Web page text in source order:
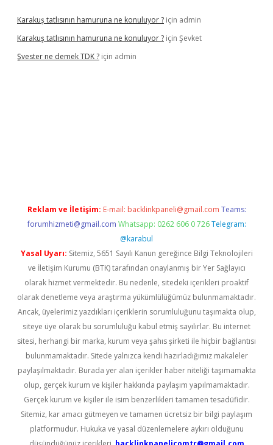
Karakuş tatlısının hamuruna ne konuluyor ? için admin
Karakuş tatlısının hamuruna ne konuluyor ? için Şevket
Şvester ne demek TDK ? için admin
Reklam ve İletişim: E-mail: backlinkpaneli@gmail.com Teams:
forumhizmeti@gmail.com Whatsapp: 0262 606 0 726 Telegram:
@karabul
Yasal Uyarı: Sitemiz, 5651 Sayılı Kanun gereğince Bilgi Teknolojileri
ve İletişim Kurumu (BTK) tarafından onaylanmış bir Yer Sağlayıcı
olarak hizmet vermektedir. Bu nedenle, sitedeki içerikleri proaktif
olarak denetleme veya araştırma yükümlülüğümüz bulunmamaktadır.
Ancak, üyelerimiz yazdıkları içeriklerin sorumluluğunu taşımakta olup,
siteye üye olarak bu sorumluluğu kabul etmiş sayılırlar. Bu internet
sitesi, herhangi bir marka, kurum veya şahıs şirketi ile hiçbir bağlantısı
bulunmamaktadır. Sitede yalnızca kendi hazırladığımız makaleler
paylaşılmaktadır. Burada yer alan içerikler haber niteliği taşımamakta
olup, gerçek kurum ve kişiler hakkında paylaşım yapılmamaktadır.
Gerçek kurum ve kişiler ile isim benzerlikleri tamamen tesadüfidir.
Sitemiz, kar amacı gütmeyen ve tamamen ücretsiz bir bilgi paylaşım
platformudur. Hukuka ve yasal düzenlemelere aykırı olduğunu